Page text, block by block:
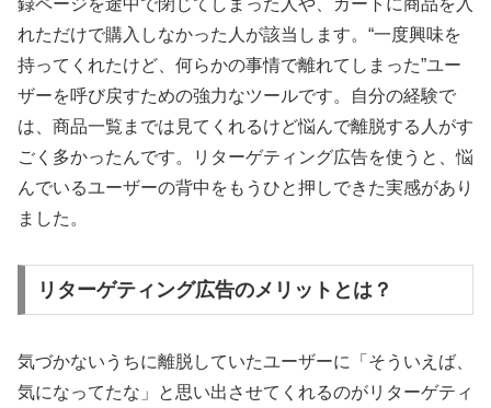
れただけで購入しなかった人が該当します。“一度興味を
持ってくれたけど、何らかの事情で離れてしまった”ユー
ザーを呼び戻すための強力なツールです。自分の経験で
は、商品一覧までは見てくれるけど悩んで離脱する人がす
ごく多かったんです。リターゲティング広告を使うと、悩
んでいるユーザーの背中をもうひと押しできた実感があり
ました。
リターゲティング広告のメリットとは？
気づかないうちに離脱していたユーザーに「そういえば、
気になってたな」と思い出させてくれるのがリターゲティ